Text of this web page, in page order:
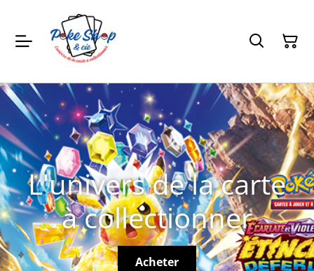
L'univers de la carte
à collectionner
Acheter